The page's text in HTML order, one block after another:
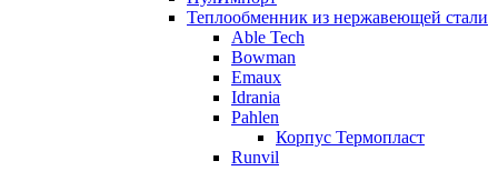
Теплообменник из нержавеющей стали
Able Tech
Bowman
Emaux
Idrania
Pahlen
Корпус Термопласт
Runvil